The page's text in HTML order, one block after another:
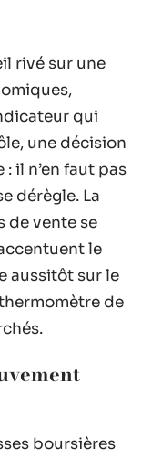
rivé sur une
qui
une décision
il n’en faut pas
dérègle. La
de vente se
le
aussitôt sur le
de
boursières